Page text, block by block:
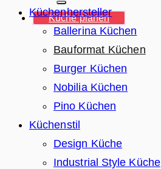
Küche planen
Küchenhersteller
Ballerina Küchen
Bauformat Küchen
Burger Küchen
Nobilia Küchen
Pino Küchen
Küchenstil
Design Küche
Industrial Style Küche